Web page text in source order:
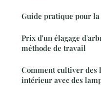
Guide pratique pour
Prix d'un élagage
méthode de travail
Comment cultiver des
intérieur avec des